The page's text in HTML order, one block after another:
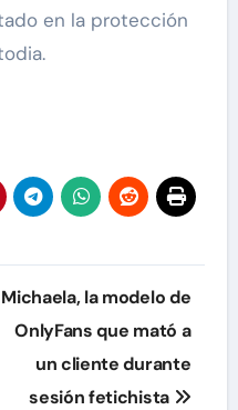
en la protección
Michaela, la modelo de
OnlyFans que mató a
un cliente durante
sesión fetichista